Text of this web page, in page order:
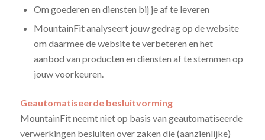
Om goederen en diensten bij je af te leveren
MountainFit analyseert jouw gedrag op de website
om daarmee de website te verbeteren en het
aanbod van producten en diensten af te stemmen op
jouw voorkeuren.
Geautomatiseerde besluitvorming
MountainFit neemt niet op basis van geautomatiseerde
verwerkingen besluiten over zaken die (aanzienlijke)